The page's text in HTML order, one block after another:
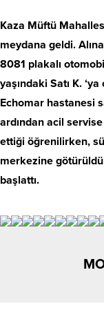
Kaza Müftü
meydana geldi.
8081 plakalı
yaşındaki Satı K.
Echomar hastanesi
ardından acil servise
ettiği öğrenilirken,
merkezine
başlattı.